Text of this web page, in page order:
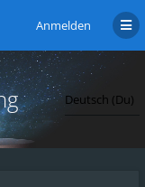
Anmelden